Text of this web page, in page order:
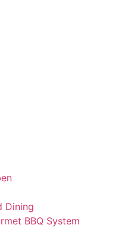
Dining
BBQ System